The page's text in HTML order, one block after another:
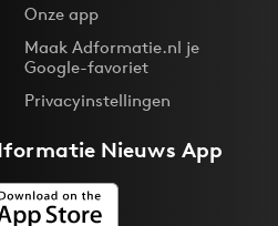
Onze app
Maak Adformatie.nl je
Google-favoriet
Privacyinstellingen
Nieuws App